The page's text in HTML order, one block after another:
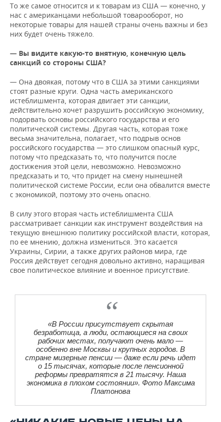
То же самое относится и к товарам из США — конечно, у
нас с американцами небольшой товарооборот, но
некоторые товары для нашей страны очень важны и без
них будет очень тяжело.
— Вы видите какую-то внятную, конечную цель
санкций со стороны США?
— Она двоякая, потому что в США за этими санкциями
стоят разные круги. Одна часть американского
истеблишмента, которая двигает эти санкции,
действительно хочет разрушить российскую экономику,
подорвать основы российского государства и его
политической системы. Другая часть, которая тоже
весьма значительна, полагает, что подрыв основ
российского государства — это слишком опасный курс,
потому что предсказать то, что получится после
достижения этой цели, невозможно. Невозможно
предсказать и то, что придет на смену нынешней
политической системе России, если она обвалится вместе
с экономикой, поэтому это очень опасно.
В силу этого вторая часть истеблишмента США
рассматривает санкции как инструмент воздействия на
текущую внешнюю политику российской власти, которая,
по ее мнению, должна измениться. Это касается
Украины, Сирии, а также других районов мира, где
Россия действует сегодня довольно активно, наращивая
свое политическое влияние и военное присутствие.
«В России присутствует скрытая
безработица, а люди, остающиеся на своих
рабочих местах, получают очень мало —
особенно вне Москвы и крупных городов. В
стране мизерные пенсии — даже если речь идет
о 15 тысячах, которые после пенсионной
реформы превратятся в 21 тысячу. Наша
экономика в плохом состоянии». Фото Максима
Платонова